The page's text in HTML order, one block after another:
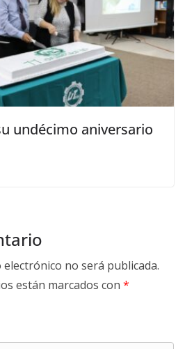
undécimo aniversario
no será publicada.
están marcados con *